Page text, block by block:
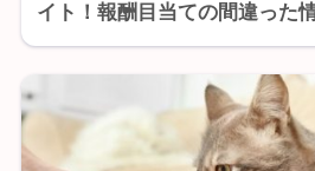
イト！報酬目当ての間違った